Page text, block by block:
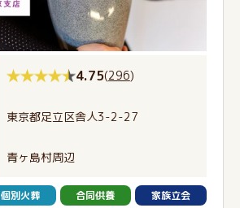
4.75(296)
東京都足立区舎人3-2-27
青ヶ島村周辺
個別火葬 合同供養 家族立会